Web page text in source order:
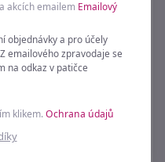
akcích emailem Emailový
objednávky a pro účely
emailového zpravodaje se
na odkaz v patičce
klikem.Ochrana údajů